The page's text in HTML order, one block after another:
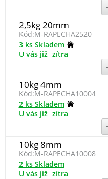
2,5kg 20mm
Kód:M-RAPECHA2520
3 ks Skladem
U vás již zítra
10kg 4mm
Kód:M-RAPECHA10004
2 ks Skladem
U vás již zítra
10kg 8mm
Kód:M-RAPECHA10008
2 ks Skladem
U vás již zítra